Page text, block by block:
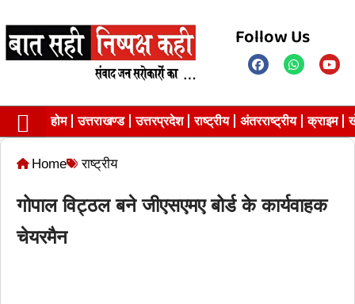
Follow Us
होम उत्तराखण्ड उत्तरप्रदेश राष्ट्रीय अंतरराष्ट्रीय क्राइम
Home राष्ट्रीय
गोपाल विट्ठल बने जीएसएमए बोर्ड के कार्यवाहक
चेयरमैन